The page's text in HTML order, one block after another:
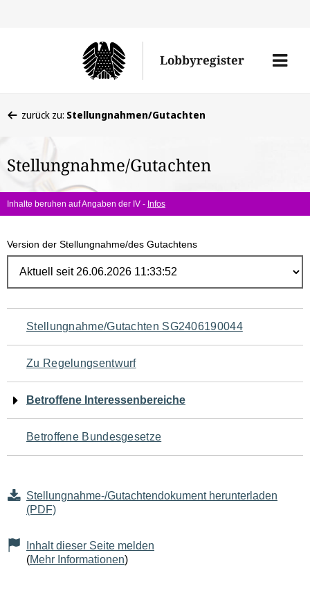
Lobbyregister
Menü
befinden
hier:
zurück zu: Stellungnahmen/Gutachten
Stellungnahme/Gutachten
Inhalte beruhen auf Angaben der IV - Infos
Version der Stellungnahme/des Gutachtens
Navigation
für
den
Seiteninhalt
Stellungnahme/Gutachten SG2406190044
Zu Regelungsentwurf
Betroffene Interessenbereiche
Betroffene Bundesgesetze
Stellungnahme-/Gutachtendokument herunterladen
(PDF)
Inhalt dieser Seite melden
(Mehr Informationen)